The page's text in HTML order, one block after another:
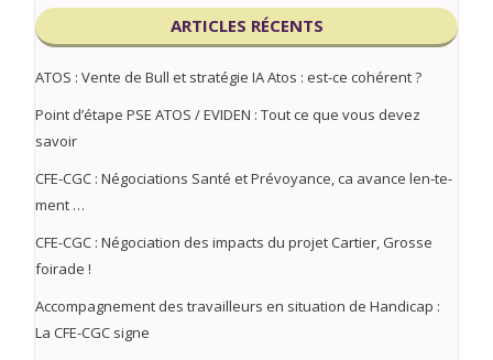
ARTICLES RÉCENTS
ATOS : Vente de Bull et stratégie IA Atos : est-ce cohérent ?
Point d’étape PSE ATOS / EVIDEN : Tout ce que vous devez
savoir
CFE-CGC : Négociations Santé et Prévoyance, ca avance len-te-
ment …
CFE-CGC : Négociation des impacts du projet Cartier, Grosse
foirade !
Accompagnement des travailleurs en situation de Handicap :
La CFE-CGC signe